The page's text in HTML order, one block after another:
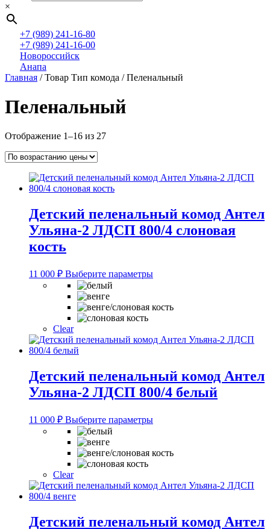
×
+7 (989) 241-16-80
+7 (989) 241-16-00
Новороссийск
Анапа
Главная / Товар Тип комода / Пеленальный
Пеленальный
Отображение 1–16 из 27Цены:
Детский пеленальный комод Антел
Ульяна-2 ЛДСП 800/4 слоновая
кость
11 000 ₽ Выберите параметрыЭтот
несколько
можно
выбрать
странице
товара.
Clear
Детский пеленальный комод Антел
Ульяна-2 ЛДСП 800/4 белый
11 000 ₽ Выберите параметрыЭтот
несколько
можно
выбрать
странице
товара.
Clear
Детский пеленальный комод Антел